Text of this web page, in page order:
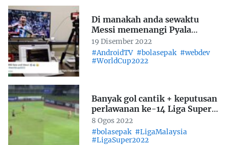
Di manakah anda sewaktu
Messi memenangi Pyala
Dooniya 2022?
19 Disember 2022
#AndroidTV #bolasepak #webdev
#WorldCup2022
Banyak gol cantik + keputusan
perlawanan ke-14 Liga Super
2022
8 Ogos 2022
#bolasepak #LigaMalaysia
#LigaSuper2022